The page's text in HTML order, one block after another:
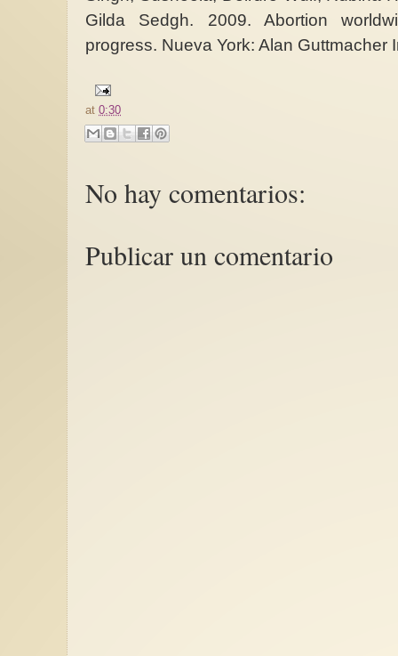
Gilda Sedgh. 2009. Abortion
progress. Nueva York: Alan Guttmacher
at 0:30
No hay comentarios:
Publicar un comentario